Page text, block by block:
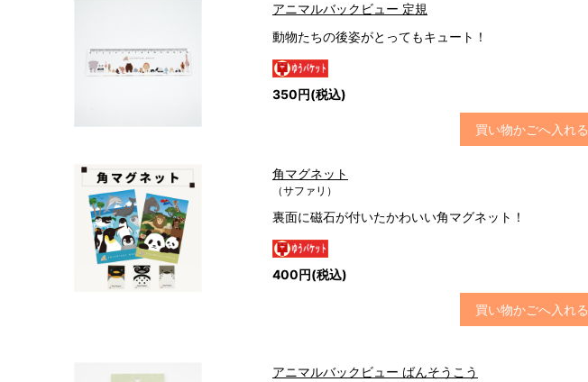
アニマルバックビュー 定規
動物たちの後姿がとってもキュート！
350円(税込)
買い物かごへ入れる
角マグネット
（サファリ）
裏面に磁石が付いたかわいい角マグネット！
400円(税込)
買い物かごへ入れる
アニマルバックビュー ばんそうこう